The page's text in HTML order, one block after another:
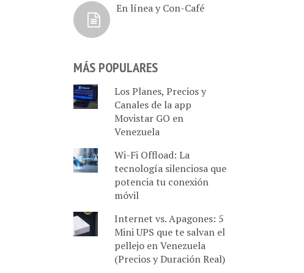
En línea y Con-Café
MÁS POPULARES
Los Planes, Precios y
Canales de la app
Movistar GO en
Venezuela
Wi-Fi Offload: La
tecnología silenciosa que
potencia tu conexión
móvil
Internet vs. Apagones: 5
Mini UPS que te salvan el
pellejo en Venezuela
(Precios y Duración Real)